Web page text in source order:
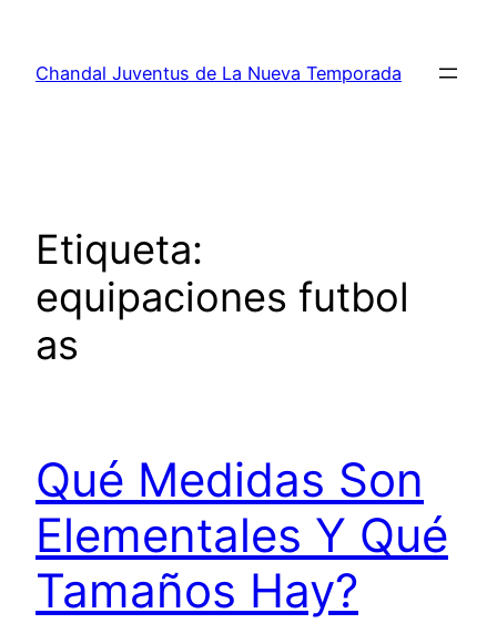
contenido
Chandal Juventus de La Nueva Temporada
Etiqueta:
equipaciones futbol
as
Qué Medidas Son
Elementales Y Qué
Tamaños Hay?